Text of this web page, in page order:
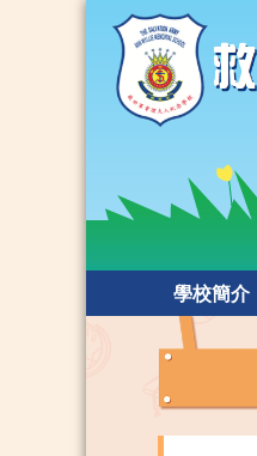
學校簡介